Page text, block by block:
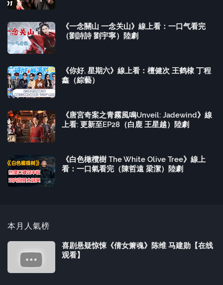
《一念關山 一念关山》線上看：一口气看完
（劉詩詩 劉宇寧）陸劇
《你好, 星期六》線上看：檀健次 王鹤棣 丁程
鑫（綜藝）
《唐宮奇案之青霧風鳴Unveil: Jadewind》線
上看: 更新至EP28（白鹿 王星越）陸劇
《白色橄欖樹 The White Olive Tree》線上
看：一口氣看完（陳哲遠 梁潔）陸劇
本月人氣榜
喜剧悬疑惊悚《倩女箫魂》陈维 马建勋【在线
观看】